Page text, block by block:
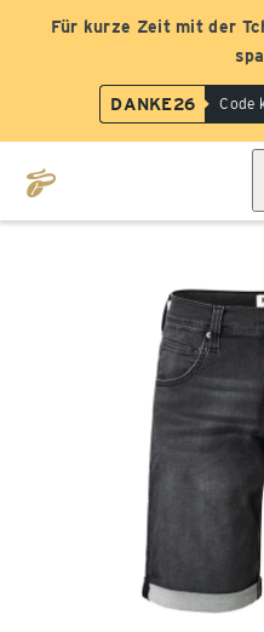
Für kurze Zeit mit der
DANKE26 Code